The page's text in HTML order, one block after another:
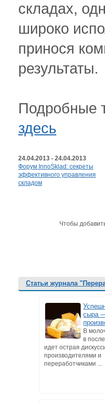
складах,
широко
принося
результаты.
Подробные
здесь
24.04.2013 - 24.04.2013
Форум InnoSklad: секреты
эффективного управления
складом
Чтобы
Статьи журнала
сыра
В
в
идет острая
производителями и
переработчиками ...